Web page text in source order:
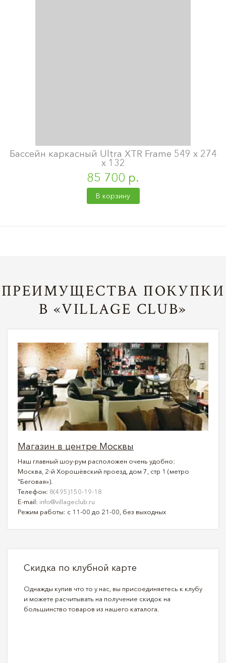
Бассейн каркасный Ultra XTR Frame 549 х 274
х 132
85 700 р.
В корзину
ПРЕИМУЩЕСТВА ПОКУПКИ
В «VILLAGE CLUB»
Магазин в центре Москвы
Наш главный шоу-рум расположен очень удобно:
Москва, 2-й Хорошёвский проезд, дом 7, стр 1 (метро
"Беговая»).
Телефон: 8(495)150-19-18
E-mail: info@villageclub.ru
Режим работы: с 11-00 до 21-00, без выходных
Скидка по клубной карте
Однажды купив что то у нас, вы присоединяетесь к клубу
и можете расчитывать на получение скидок на
большинство товаров из нашего каталога.